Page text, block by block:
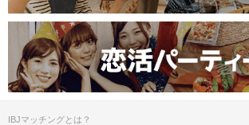
IBJマッチングとは？